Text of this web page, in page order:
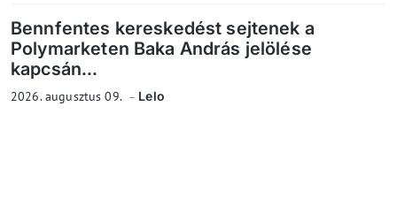
Bennfentes kereskedést sejtenek a
Polymarketen Baka András jelölése
kapcsán...
2026. augusztus 09. Lelo